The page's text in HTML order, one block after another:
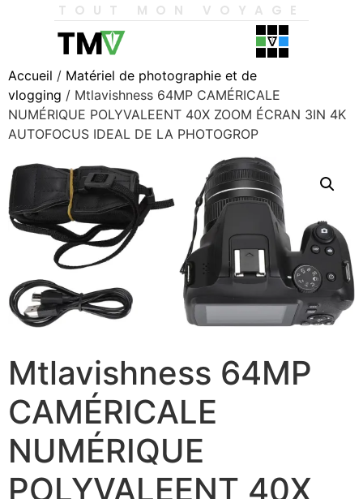
TOUT MON VOYAGE
Accueil / Matériel de photographie et de
vlogging / Mtlavishness 64MP CAMÉRICALE
NUMÉRIQUE POLYVALEENT 40X ZOOM ÉCRAN 3IN 4K
AUTOFOCUS IDEAL DE LA PHOTOGROP
Mtlavishness 64MP
CAMÉRICALE
NUMÉRIQUE
POLYVALEENT 40X